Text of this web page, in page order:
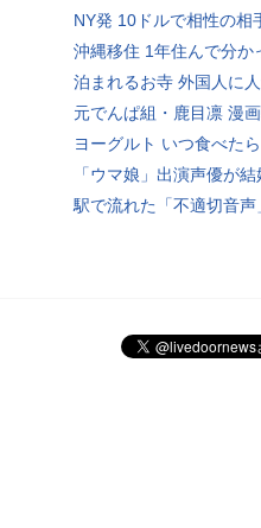
NY発 10ドルで相性の相
沖縄移住 1年住んで分か
泊まれるお寺 外国人に
元でんぱ組・鹿目凛 漫
ヨーグルト いつ食べた
「ウマ娘」出演声優が
駅で流れた「不適切音声